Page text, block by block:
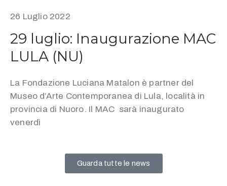
26 Luglio 2022
29 luglio: Inaugurazione MAC
LULA (NU)
La Fondazione Luciana Matalon è partner del
Museo d’Arte Contemporanea di Lula, località in
provincia di Nuoro. Il MAC sarà inaugurato
venerdì
Guarda tutte le news